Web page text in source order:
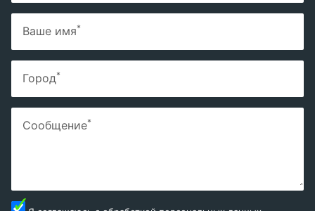
Ваше имя*
Город*
Сообщение*